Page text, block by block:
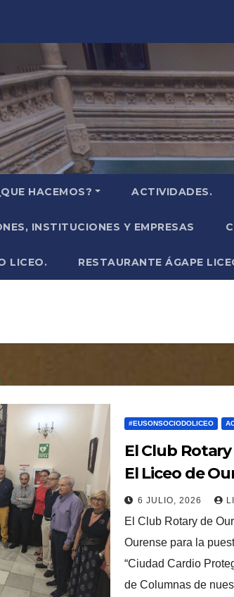
HACEMOS? ACTIVIDADES.
INSTITUCIONES Y EMPRESAS
LICEO. RESTAURANTE ÁGAPE
#EUSONSOCIODOLICEO
El Club
El Liceo de
en marcha del
Cardio
6 JULIO, 2026
El Club Rotary de
Ourense para la
“Ciudad Cardio
de Columnas de